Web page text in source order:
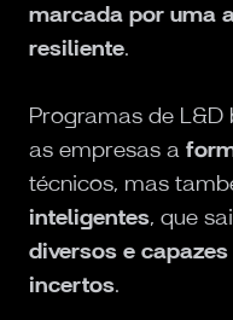
marcada por uma
resiliente.
Programas de
as empresas a
técnicos, mas
inteligentes, que
diversos e
incertos.